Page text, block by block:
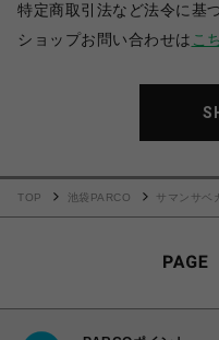
特定商取引法など法令に基
ショップお問い合わせは こ
TOP 池袋PARCO サマンサベ